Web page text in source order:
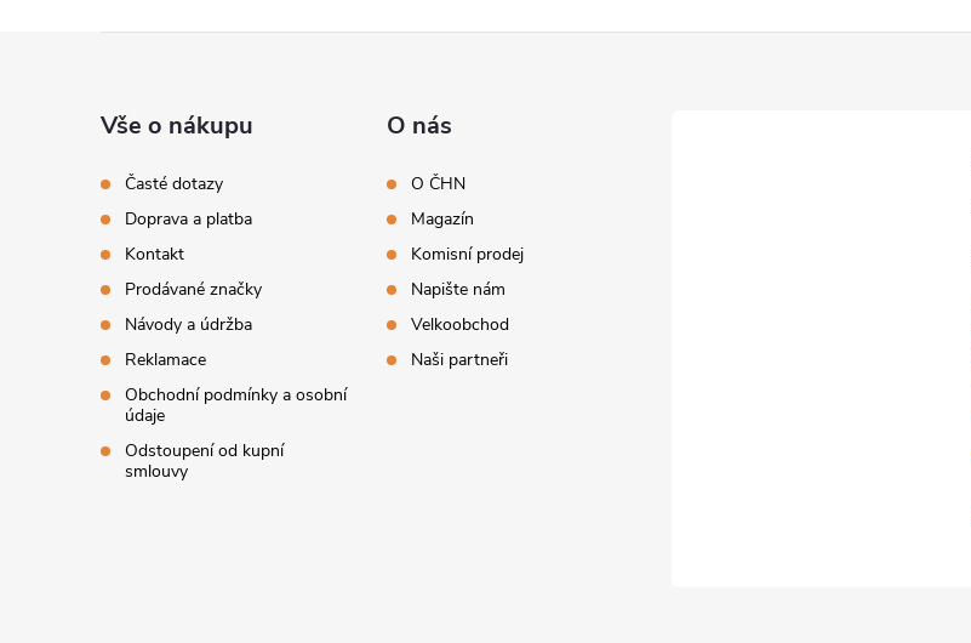
Vše o nákupu
Časté dotazy
Doprava a platba
Kontakt
Prodávané značky
Návody a údržba
Reklamace
Obchodní podmínky a osobní
údaje
Odstoupení od kupní
smlouvy
O nás
O ČHN
Magazín
Komisní prodej
Napište nám
Velkoobchod
Naši partneři